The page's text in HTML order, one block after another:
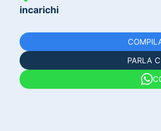
incarichi
PARLA